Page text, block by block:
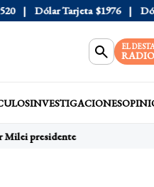
Dólar Tarjeta $1976 Dólar
EL
RADIO
INVESTIGACIONES
presidente